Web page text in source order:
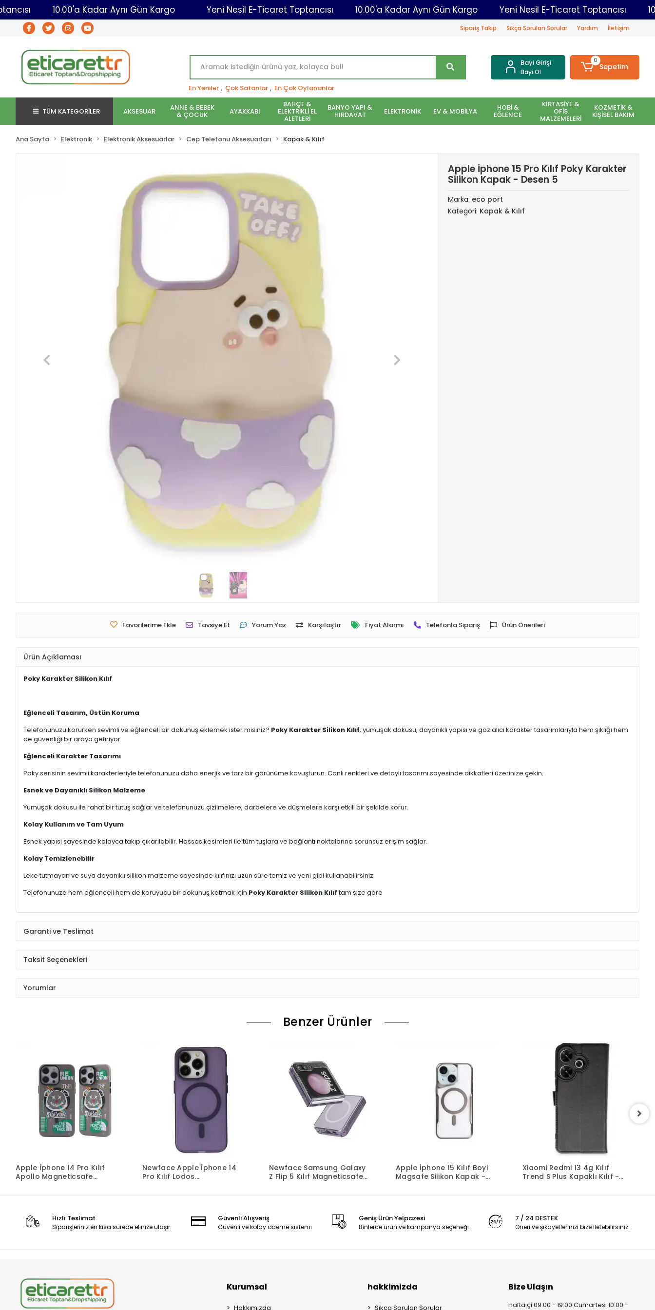
Toptancısı 10.00'a Kadar Aynı Gün Kargo Yeni Nesil E-Ticaret Toptancısı 10.00'a Kadar Aynı Gün Kargo Yeni Nesil E-Ticaret
Sipariş Takip Sıkça Sorulan Sorular Yardım İletişim
En Yeniler , Çok Satanlar , En Çok Oylananlar
Bayi Girişi
Bayi Ol
0
Sepetim
TÜM KATEGORİLER AKSESUAR ANNE & BEBEK
& ÇOCUK AYAKKABI
BAHÇE &
ELEKTRİKLİ EL
ALETLERİ
BANYO YAPI &
HIRDAVAT ELEKTRONİK EV & MOBİLYA HOBİ &
EĞLENCE
KIRTASİYE &
OFİS
MALZEMELERİ
KOZMETİK &
KİŞİSEL BAKIM
Ana Sayfa Elektronik Elektronik Aksesuarlar Cep Telefonu Aksesuarları Kapak & Kılıf
Apple İphone 15 Pro Kılıf Poky Karakter
Silikon Kapak - Desen 5
Marka: eco port
Kategori: Kapak & Kılıf
Favorilerime Ekle Tavsiye Et Yorum Yaz Karşılaştır Fiyat Alarmı Telefonla Sipariş Ürün Önerileri
Ürün Açıklaması
Poky Karakter Silikon Kılıf
Eğlenceli Tasarım, Üstün Koruma
Telefonunuzu korurken sevimli ve eğlenceli bir dokunuş eklemek ister misiniz? Poky Karakter Silikon Kılıf, yumuşak dokusu, dayanıklı yapısı ve göz alıcı karakter tasarımlarıyla hem şıklığı hem
de güvenliği bir araya getiriyor
Eğlenceli Karakter Tasarımı
Poky serisinin sevimli karakterleriyle telefonunuzu daha enerjik ve tarz bir görünüme kavuşturun. Canlı renkleri ve detaylı tasarımı sayesinde dikkatleri üzerinize çekin.
Esnek ve Dayanıklı Silikon Malzeme
Yumuşak dokusu ile rahat bir tutuş sağlar ve telefonunuzu çizilmelere, darbelere ve düşmelere karşı etkili bir şekilde korur.
Kolay Kullanım ve Tam Uyum
Esnek yapısı sayesinde kolayca takıp çıkarılabilir. Hassas kesimleri ile tüm tuşlara ve bağlantı noktalarına sorunsuz erişim sağlar.
Kolay Temizlenebilir
Leke tutmayan ve suya dayanıklı silikon malzeme sayesinde kılıfınızı uzun süre temiz ve yeni gibi kullanabilirsiniz.
Telefonunuza hem eğlenceli hem de koruyucu bir dokunuş katmak için Poky Karakter Silikon Kılıftam size göre
Garanti ve Teslimat
Taksit Seçenekleri
Yorumlar
Benzer Ürünler
Apple İphone 14 Pro Kılıf
Apollo Magneticsafe
Newface Apple İphone 14
Pro Kılıf Lodos
Newface Samsung Galaxy
Z Flip 5 Kılıf Magneticsafe
Apple İphone 15 Kılıf Boyi
Magsafe Silikon Kapak -
Xiaomi Redmi 13 4g Kılıf
Trend S Plus Kapaklı Kılıf -
Hızlı Teslimat
Siparişleriniz en kısa sürede elinize ulaşır.
Güvenli Alışveriş
Güvenli ve kolay ödeme sistemi
Geniş Ürün Yelpazesi
Binlerce ürün ve kampanya seçeneği
7 / 24 DESTEK
Öneri ve şikayetlerinizi bize iletebilirsiniz.
Kurumsal
Hakkımızda
hakkimizda
Sıkça Sorulan Sorular
Bize Ulaşın
Haftaiçi 09:00 - 19:00 Cumartesi 10:00 -